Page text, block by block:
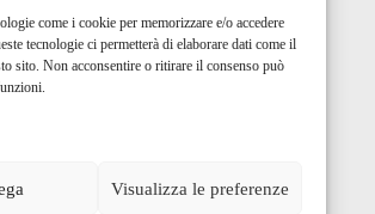
come i cookie per memorizzare e/o accedere
tecnologie ci permetterà di elaborare dati come il
sito. Non acconsentire o ritirare il consenso può
Visualizza le preferenze